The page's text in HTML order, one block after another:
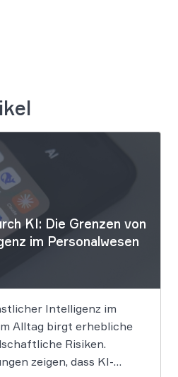
KI: Die Grenzen von
im Personalwesen
Intelligenz im
Alltag birgt erhebliche
Risiken.
zeigen, dass KI-